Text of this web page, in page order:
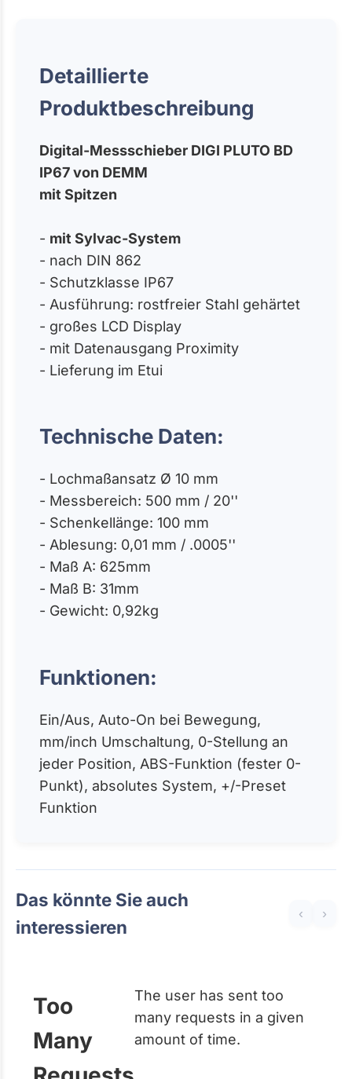
Detaillierte
Produktbeschreibung
Digital-Messschieber DIGI PLUTO BD
IP67 von DEMM
mit Spitzen
- mit Sylvac-System
- nach DIN 862
- Schutzklasse IP67
- Ausführung: rostfreier Stahl gehärtet
- großes LCD Display
- mit Datenausgang Proximity
- Lieferung im Etui
Technische Daten:
- Lochmaßansatz Ø 10 mm
- Messbereich: 500 mm / 20''
- Schenkellänge: 100 mm
- Ablesung: 0,01 mm / .0005''
- Maß A: 625mm
- Maß B: 31mm
- Gewicht: 0,92kg
Funktionen:
Ein/Aus, Auto-On bei Bewegung,
mm/inch Umschaltung, 0-Stellung an
jeder Position, ABS-Funktion (fester 0-
Punkt), absolutes System, +/-Preset
Funktion
Das könnte Sie auch
interessieren
‹ ›
Too
Many
The user has sent too
many requests in a given
amount of time.